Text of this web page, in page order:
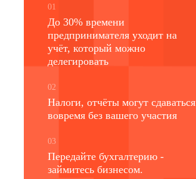
01
До 30% времени
предпринимателя уходит на
учёт, который можно
делегировать
02
Налоги, отчёты могут сдаваться
вовремя без вашего участия
03
Передайте бухгалтерию -
займитесь бизнесом.